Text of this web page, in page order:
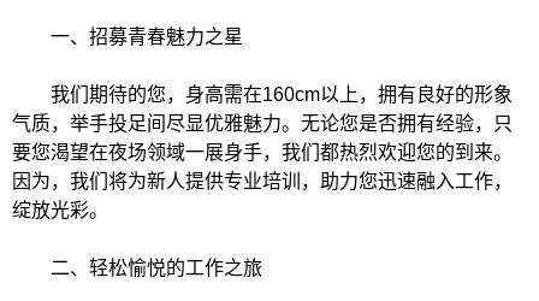
一、招募青春魅力之星
我们期待的您，身高需在160cm以上，拥有良好的形象
气质，举手投足间尽显优雅魅力。无论您是否拥有经验，只
要您渴望在夜场领域一展身手，我们都热烈欢迎您的到来。
因为，我们将为新人提供专业培训，助力您迅速融入工作，
绽放光彩。
二、轻松愉悦的工作之旅